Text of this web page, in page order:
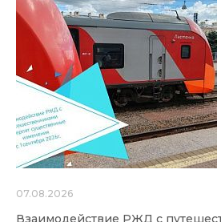
07.08.2026
Взаимодействие РЖД с